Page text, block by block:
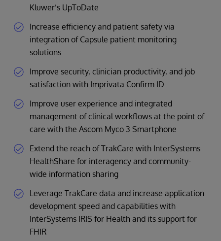
Kluwer’s UpToDate
Increase efficiency and patient safety via
integration of Capsule patient monitoring
solutions
Improve security, clinician productivity, and job
satisfaction with Imprivata Confirm ID
Improve user experience and integrated
management of clinical workflows at the point of
care with the Ascom Myco 3 Smartphone
Extend the reach of TrakCare with InterSystems
HealthShare for interagency and community-
wide information sharing
Leverage TrakCare data and increase application
development speed and capabilities with
InterSystems IRIS for Health and its support for
FHIR